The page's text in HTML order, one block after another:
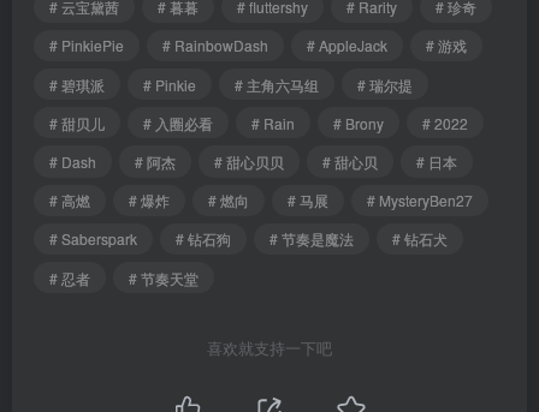
# 云宝黛茜
# 暮暮 # fluttershy # Rarity
# 珍奇
# PinkiePie
# RainbowDash # AppleJack
# 游戏
# 碧琪派
# Pinkie # 主角六马组
# 瑞尔提
# 甜贝儿
# 入圈必看 # Rain # Brony
# 2022
# Dash
# 阿杰 # 甜心贝贝 # 甜心贝
# 日本
# 高燃
# 爆炸 # 燃向 # 马展
# MysteryBen27
# Saberspark
# 钻石狗 # 节奏是魔法
# 钻石犬
# 忍者
# 节奏天堂
喜欢就支持一下吧